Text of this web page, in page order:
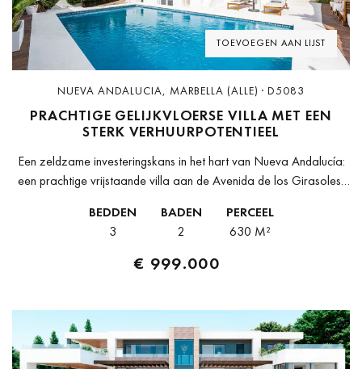
TOEVOEGEN AAN LIJST
NUEVA ANDALUCIA, MARBELLA (ALLE) · D5083
PRACHTIGE GELIJKVLOERSE VILLA MET EEN
STERK VERHUURPOTENTIEEL
Een zeldzame investeringskans in het hart van Nueva Andalucía:
een prachtige vrijstaande villa aan de Avenida de los Girasoles,
BEDDEN
3
BADEN
2
PERCEEL
630 M²
€ 999.000